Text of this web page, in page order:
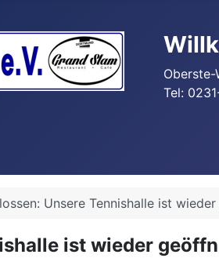
Tel:
Unsere Tennishalle ist
ist wieder